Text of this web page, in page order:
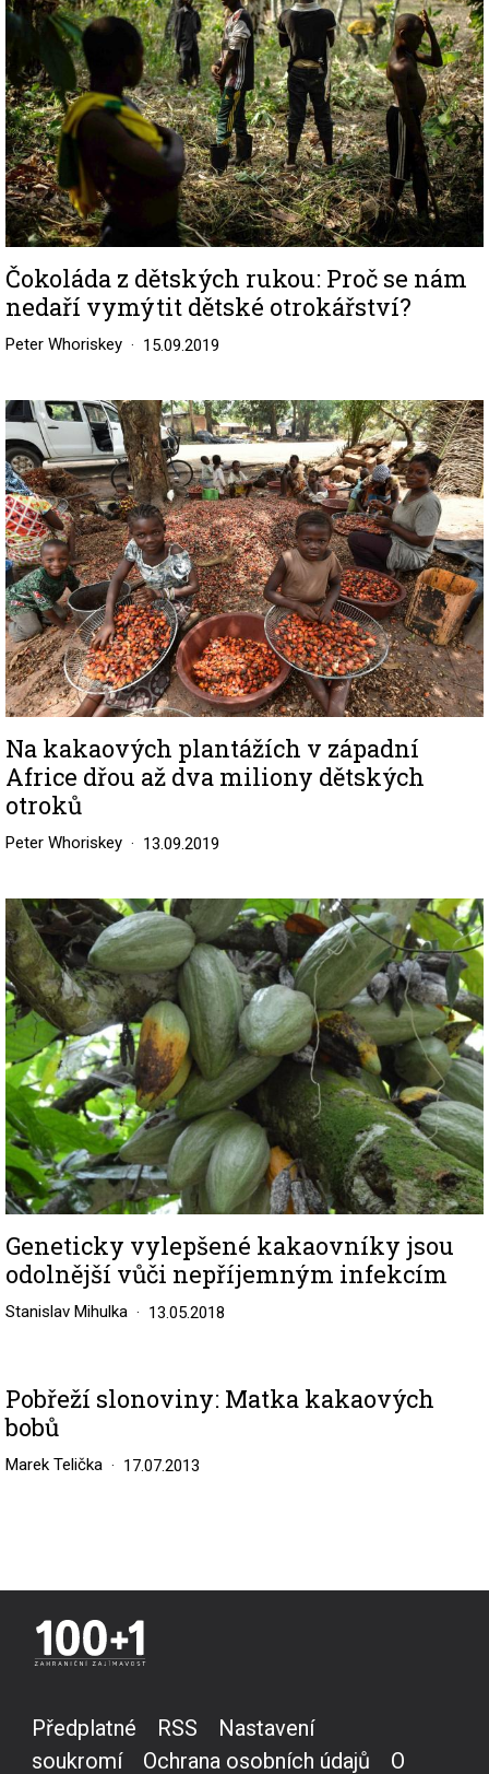
Čokoláda z dětských rukou: Proč se nám
nedaří vymýtit dětské otrokářství?
Peter Whoriskey 15.09.2019
Image
Na kakaových plantážích v západní
Africe dřou až dva miliony dětských
otroků
Peter Whoriskey 13.09.2019
Image
Geneticky vylepšené kakaovníky jsou
odolnější vůči nepříjemným infekcím
Stanislav Mihulka 13.05.2018
Pobřeží slonoviny: Matka kakaových
bobů
Marek Telička 17.07.2013
Předplatné RSS
Nastavení
soukromí
Ochrana osobních údajů O